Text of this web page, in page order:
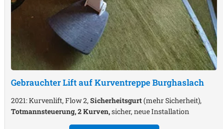
Gebrauchter Lift auf KurventreppeBurghaslach
2021: Kurvenlift, Flow 2, Sicherheitsgurt(mehr Sicherheit),
Totmannsteuerung, 2 Kurven,sicher, neue Installation